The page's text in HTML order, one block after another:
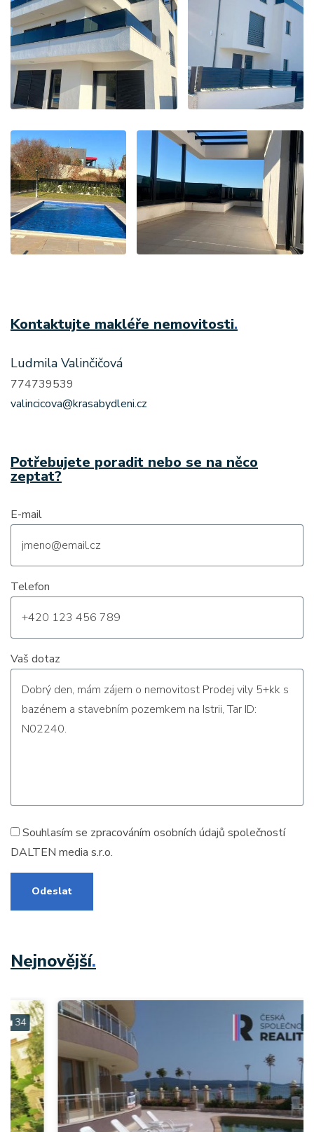
Kontaktujte makléře nemovitosti.
Ludmila Valinčičová
774739539
valincicova@krasabydleni.cz
Potřebujete poradit nebo se na něco
zeptat?
E-mail
Telefon
Vaš dotaz
Souhlasím se zpracováním osobních údajů společností
DALTEN media s.r.o.
Odeslat
Nejnovější.
15